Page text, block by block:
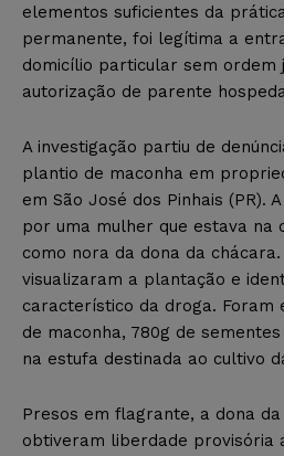
elementos suficientes da
permanente, foi legítima a
domicílio particular sem ordem
autorização de parente
A investigação partiu de
plantio de maconha em
em São José dos Pinhais (PR).
por uma mulher que estava na
como nora da dona da chácara.
visualizaram a plantação e
característico da droga. Foram
de maconha, 780g de
na estufa destinada ao cultivo
Presos em flagrante, a dona
obtiveram liberdade provisória